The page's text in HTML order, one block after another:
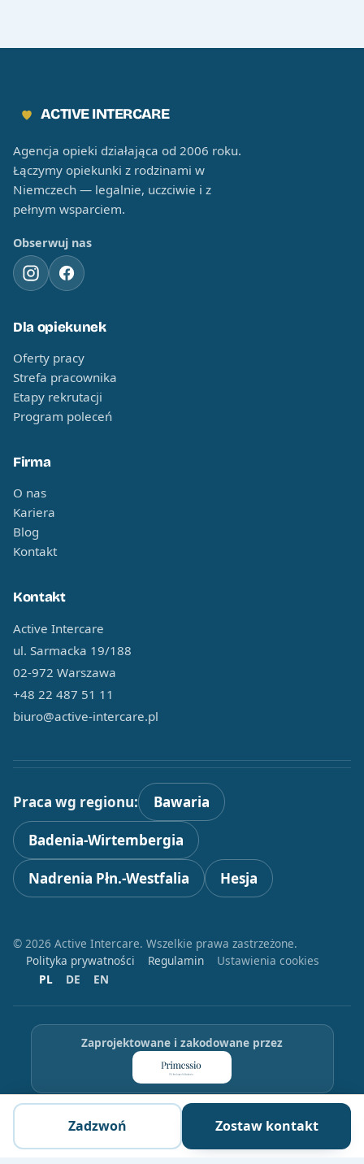
ACTIVE INTERCARE
Agencja opieki działająca od 2006 roku.
Łączymy opiekunki z rodzinami w
Niemczech — legalnie, uczciwie i z
pełnym wsparciem.
Obserwuj nas
Dla opiekunek
Oferty pracy
Strefa pracownika
Etapy rekrutacji
Program poleceń
Firma
O nas
Kariera
Blog
Kontakt
Kontakt
Active Intercare
ul. Sarmacka 19/188
02-972 Warszawa
+48 22 487 51 11
biuro@active-intercare.pl
Praca wg regionu: Bawaria
Badenia-Wirtembergia
Nadrenia Płn.-Westfalia Hesja
© 2026 Active Intercare. Wszelkie prawa zastrzeżone.
Polityka prywatności
Regulamin
Ustawienia cookies
PL
DE EN
Zaprojektowane i zakodowane przez
Zadzwoń Zostaw kontakt